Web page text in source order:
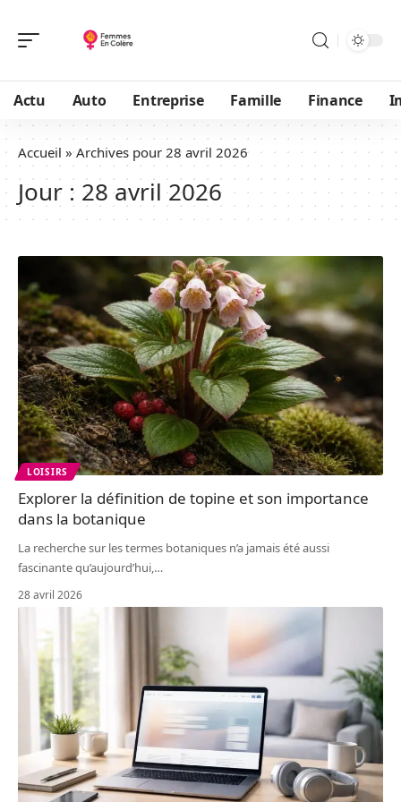
Actu Auto Entreprise Famille Finance
Accueil »Archives pour 28 avril 2026
Jour : 28 avril 2026
LOISIRS
Explorer la définition de topine et son importance
dans la botanique
La recherche sur les termes botaniques n’a jamais été aussi
fascinante qu’aujourd’hui,…
28 avril 2026